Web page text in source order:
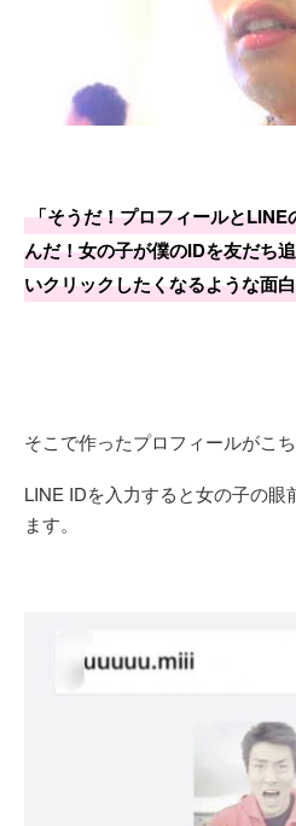
「そうだ！プロフィールと
んだ！女の子が僕のIDを友だち
いクリックしたくなるような面
そこで作ったプロフィールがこち
LINE IDを入力すると女の子の眼
ます。